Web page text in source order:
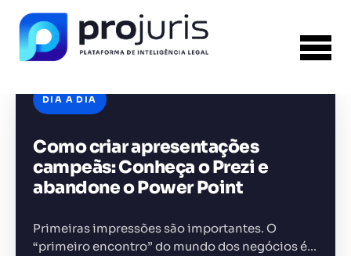
DIA A DIA
Como criar apresentações
campeãs: Conheça o Prezi e
abandone o Power Point
Primeiras impressões são importantes. O
“primeiro encontro” do mundo dos negócios é a
FERRAMENTA RECOMENDADA PARA ESTE
CONTEÚDO
Sumarizador de Contratos